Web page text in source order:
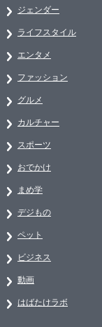
ジェンダー
ライフスタイル
エンタメ
ファッション
グルメ
カルチャー
スポーツ
おでかけ
まめ学
デジもの
ペット
ビジネス
動画
はばたけラボ